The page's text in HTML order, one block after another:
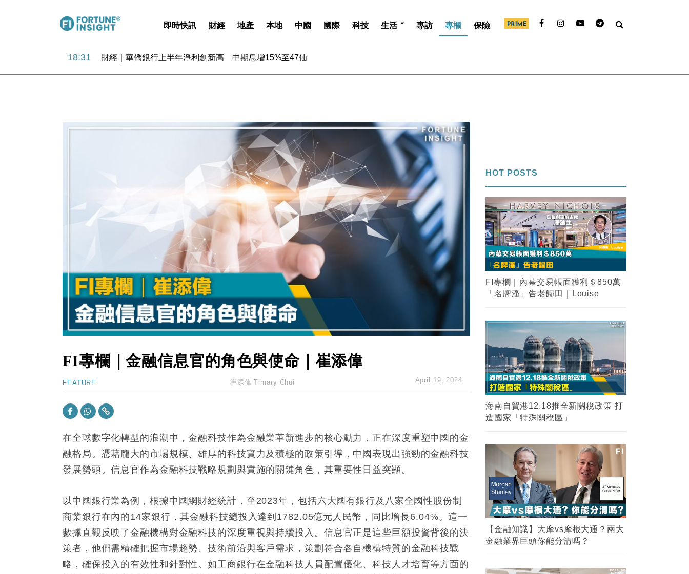
即時快訊 財經 地產 本地 中國 國際 科技 生活 專訪 專欄 保險
18:31 財經｜華僑銀行上半年淨利創新高 中期息增15%至47仙
15:11 財經｜韓股反覆波動收跌 連挫7周創逾3年最長跌勢
財經｜內地7月美元計價出口增近24%勝預期 貿易順差達1125億美元
財經｜日本春季三度入市撐日圓 4月單日斥6.28萬億日圓干預創新高
國際｜特朗普料美伊戰事快結束 承認部分彈藥庫存緊張
財經｜SA售股自救後再出手 斥4億美元押注未上市公司
財經｜華僑銀行上半年淨利創新高 中期息增15%至47仙
財經｜滙豐上調香港今年GDP預測至4.5% 看好貿易及消費表現
16:47 本地｜假冒內地執法人員要求交「保證金」 43歲女子損失近6900萬元
16:05 財經｜日經失守6.5萬點後回穩 全周仍升近2%
財經｜恒隆10月換帥 玩具「反」斗城亞洲CEO蔡德粦接任
財經｜韓股反覆波動收跌 連挫7周創逾3年最長跌勢
財經｜內地7月美元計價出口增近24%勝預期 貿易順差達1125億美元
12:44 財經｜日本春季三度入市撐日圓 4月單日斥6.28萬億日圓干預創新高
11:12 國際｜特朗普料美伊戰事快結束 承認部分彈藥庫存緊張
15:59 財經｜SA售股自救後再出手 斥4億美元押注未上市公司
FI專欄｜金融信息官的角色與使命｜崔添偉
FEATURE 崔添偉 Timary Chui April 19, 2024
在全球數字化轉型的浪潮中，金融科技作為金融業革新進步的核心動力，正在深度重塑中國的金
融格局。憑藉龐大的市場規模、雄厚的科技實力及積極的政策引導，中國表現出強勁的金融科技
發展勢頭。信息官作為金融科技戰略規劃與實施的關鍵角色，其重要性日益突顯。
以中國銀行業為例，根據中國網財經統計，至2023年，包括六大國有銀行及八家全國性股份制
商業銀行在內的14家銀行，其金融科技總投入達到1782.05億元人民幣，同比增長6.04%。這一
數據直觀反映了金融機構對金融科技的深度重視與持續投入。信息官正是這些巨額投資背後的決
策者，他們需精確把握市場趨勢、技術前沿與客戶需求，策劃符合各自機構特質的金融科技戰
略，確保投入的有效性和針對性。如工商銀行在金融科技人員配置優化、科技人才培育等方面的
HOT POSTS
FI專欄｜內幕交易帳面獲利＄850萬
「名牌潘」告老歸田｜Louise
海南自貿港12.18推全新關稅政策 打
造國家「特殊關稅區」
【金融知識】大摩vs摩根大通？兩大
金融業界巨頭你能分清嗎？